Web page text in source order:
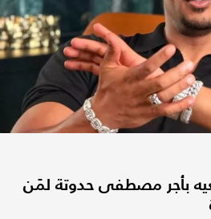
بأجر مصطفى حدوتة لمَن